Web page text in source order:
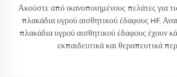
Ακούστε από ικανοποιημένους πελάτες για
πλακάδια υγρού αισθητικού έδαφους HF.
πλακάδια υγρού αισθητικού έδαφους έχουν
εκπαιδευτικά και θεραπευτικά